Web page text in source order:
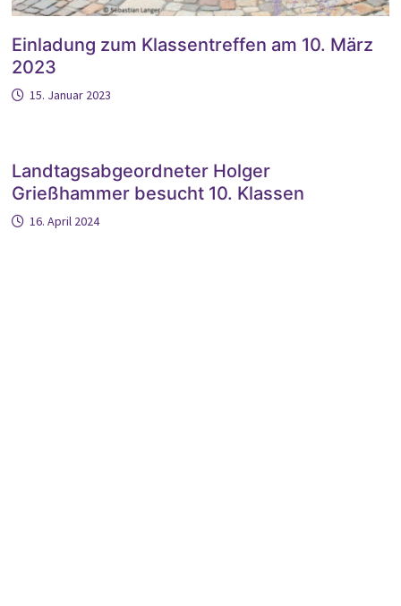
Einladung zum Klassentreffen am 10. März
2023
15. Januar 2023
Landtagsabgeordneter Holger
Grießhammer besucht 10. Klassen
16. April 2024